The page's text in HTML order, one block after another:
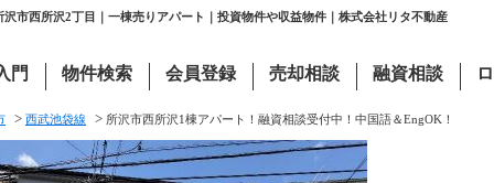
市西所沢2丁目｜一棟売りアパート｜投資物件や収益物件｜株式会社リタ不動産
門 物件検索 会員登録 売却相談 融資相談
> 西武池袋線 > 所沢市西所沢1棟アパート！融資相談受付中！中国語＆EngOK！